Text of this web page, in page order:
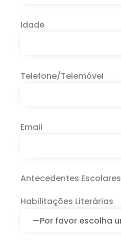
Idade
Telefone/Telemóvel
Email
Antecedentes Escolares
Habilitações Literárias